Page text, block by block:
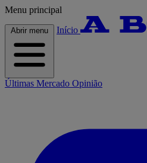
Menu principal
Abrir menu Início
Últimas Mercado Opinião